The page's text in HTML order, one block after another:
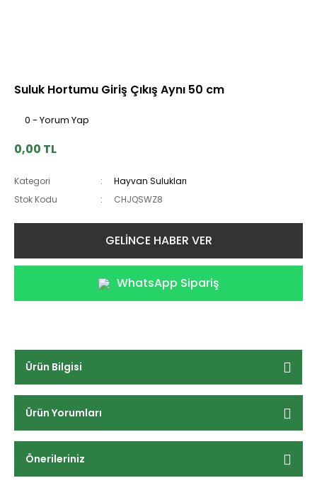
Suluk Hortumu Giriş Çıkış Aynı 50 cm
0 - Yorum Yap
0,00 TL
Kategori
Hayvan Sulukları
Stok Kodu
CHJQSWZ8
GELİNCE HABER VER
WhatsApp Sipariş
Ürün Bilgisi
Ürün Yorumları
Önerileriniz